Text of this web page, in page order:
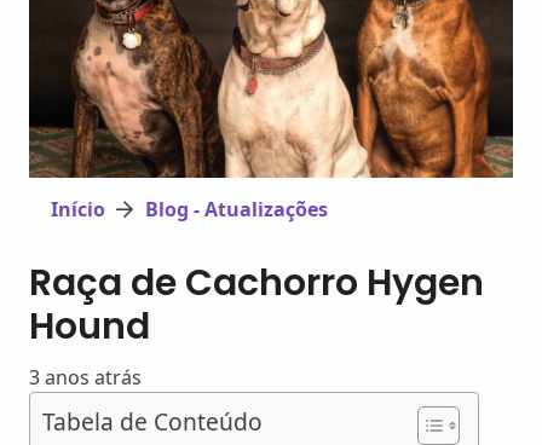
Início Blog - Atualizações
Raça de Cachorro Hygen
Hound
3 anos atrás
Tabela de Conteúdo